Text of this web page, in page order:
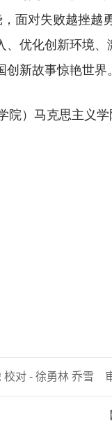
面对失败越挫越
、优化创新环境、
新故事惊艳世界。
院）马克思主义
校对 - 徐勇林 乔雪